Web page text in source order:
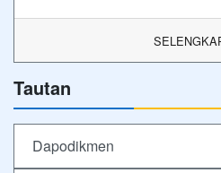
Tautan
Dapodikmen